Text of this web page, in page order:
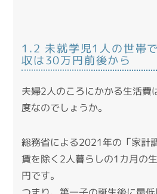
1.2 未就学児1人の世帯
収は30万円前後から
夫婦2人のころにかかる生活費
度なのでしょうか。
総務省による2021年の「家計
賃を除く2人暮らしの1カ月の
円です。